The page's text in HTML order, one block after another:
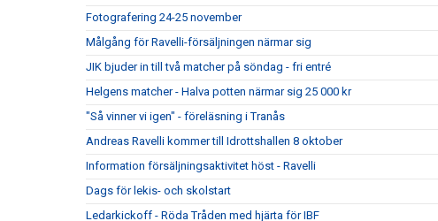
Fotografering 24-25 november
Målgång för Ravelli-försäljningen närmar sig
JIK bjuder in till två matcher på söndag - fri entré
Helgens matcher - Halva potten närmar sig 25 000 kr
"Så vinner vi igen" - föreläsning i Tranås
Andreas Ravelli kommer till Idrottshallen 8 oktober
Information försäljningsaktivitet höst - Ravelli
Dags för lekis- och skolstart
Ledarkickoff - Röda Tråden med hjärta för IBF